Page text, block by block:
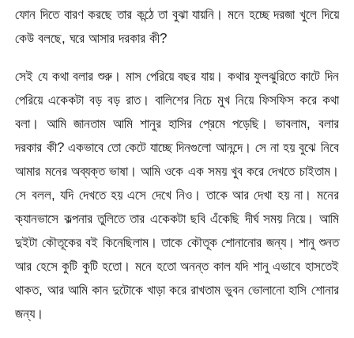
ফোন দিতে বারণ করছে তার কন্ঠে তা বুঝা যায়নি। মনে হচ্ছে দরজা খুলে দিয়ে
কেউ বলছে, ঘরে আসার দরকার কী?
সেই যে কথা বলার শুরু। মাস পেরিয়ে বছর যায়। কথার ফুলঝুরিতে কাটে দিন
পেরিয়ে একেকটা বড় বড় রাত। বালিশের নিচে মুখ নিয়ে ফিসফিস করে কথা
বলা। আমি জানতাম আমি শানুর হাসির প্রেমে পড়েছি। ভাবলাম, বলার
দরকার কী? একভাবে তো কেটে যাচ্ছে দিনগুলো আনন্দে। সে না হয় বুঝে নিবে
আমার মনের অব্যক্ত ভাষা। আমি ওকে এক সময় খুব করে দেখতে চাইতাম।
সে বলল, যদি দেখতে হয় এসে দেখে নিও। তাকে আর দেখা হয় না। মনের
ক্যানভাসে কল্পনার তুলিতে তার একেকটা ছবি এঁকেছি দীর্ঘ সময় নিয়ে। আমি
দুইটা কৌতূকের বই কিনেছিলাম। তাকে কৌতূক শোনানোর জন্য। শানু শুনত
আর হেসে কুটি কুটি হতো। মনে হতো অনন্ত কাল যদি শানু এভাবে হাসতেই
থাকত, আর আমি কান দুটোকে খাড়া করে রাখতাম ভুবন ভোলানো হাসি শোনার
জন্য।